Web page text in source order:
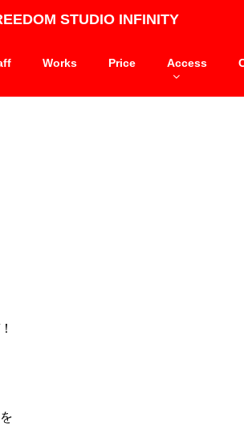
STUDIO INFINITY
Works Price Access